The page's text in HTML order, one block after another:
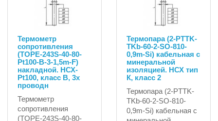
Термометр
сопротивления
(TOPE-243S-40-80-
Pt100-B-3-1,5m-F)
накладной. НСХ-
Pt100, класс В, 3х
проводн
Термометр
сопротивления
(TOPE-243S-40-80-
Термопара (2-PTTK-
TKb-60-2-SO-810-
0,9m-Si) кабельная с
минеральной
изоляцией. НСХ тип
К, класс 2
Термопара (2-PTTK-
TKb-60-2-SO-810-
0,9m-Si) кабельная с